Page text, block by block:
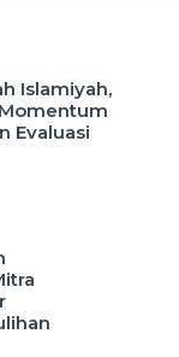
Islamiyah,
Evaluasi